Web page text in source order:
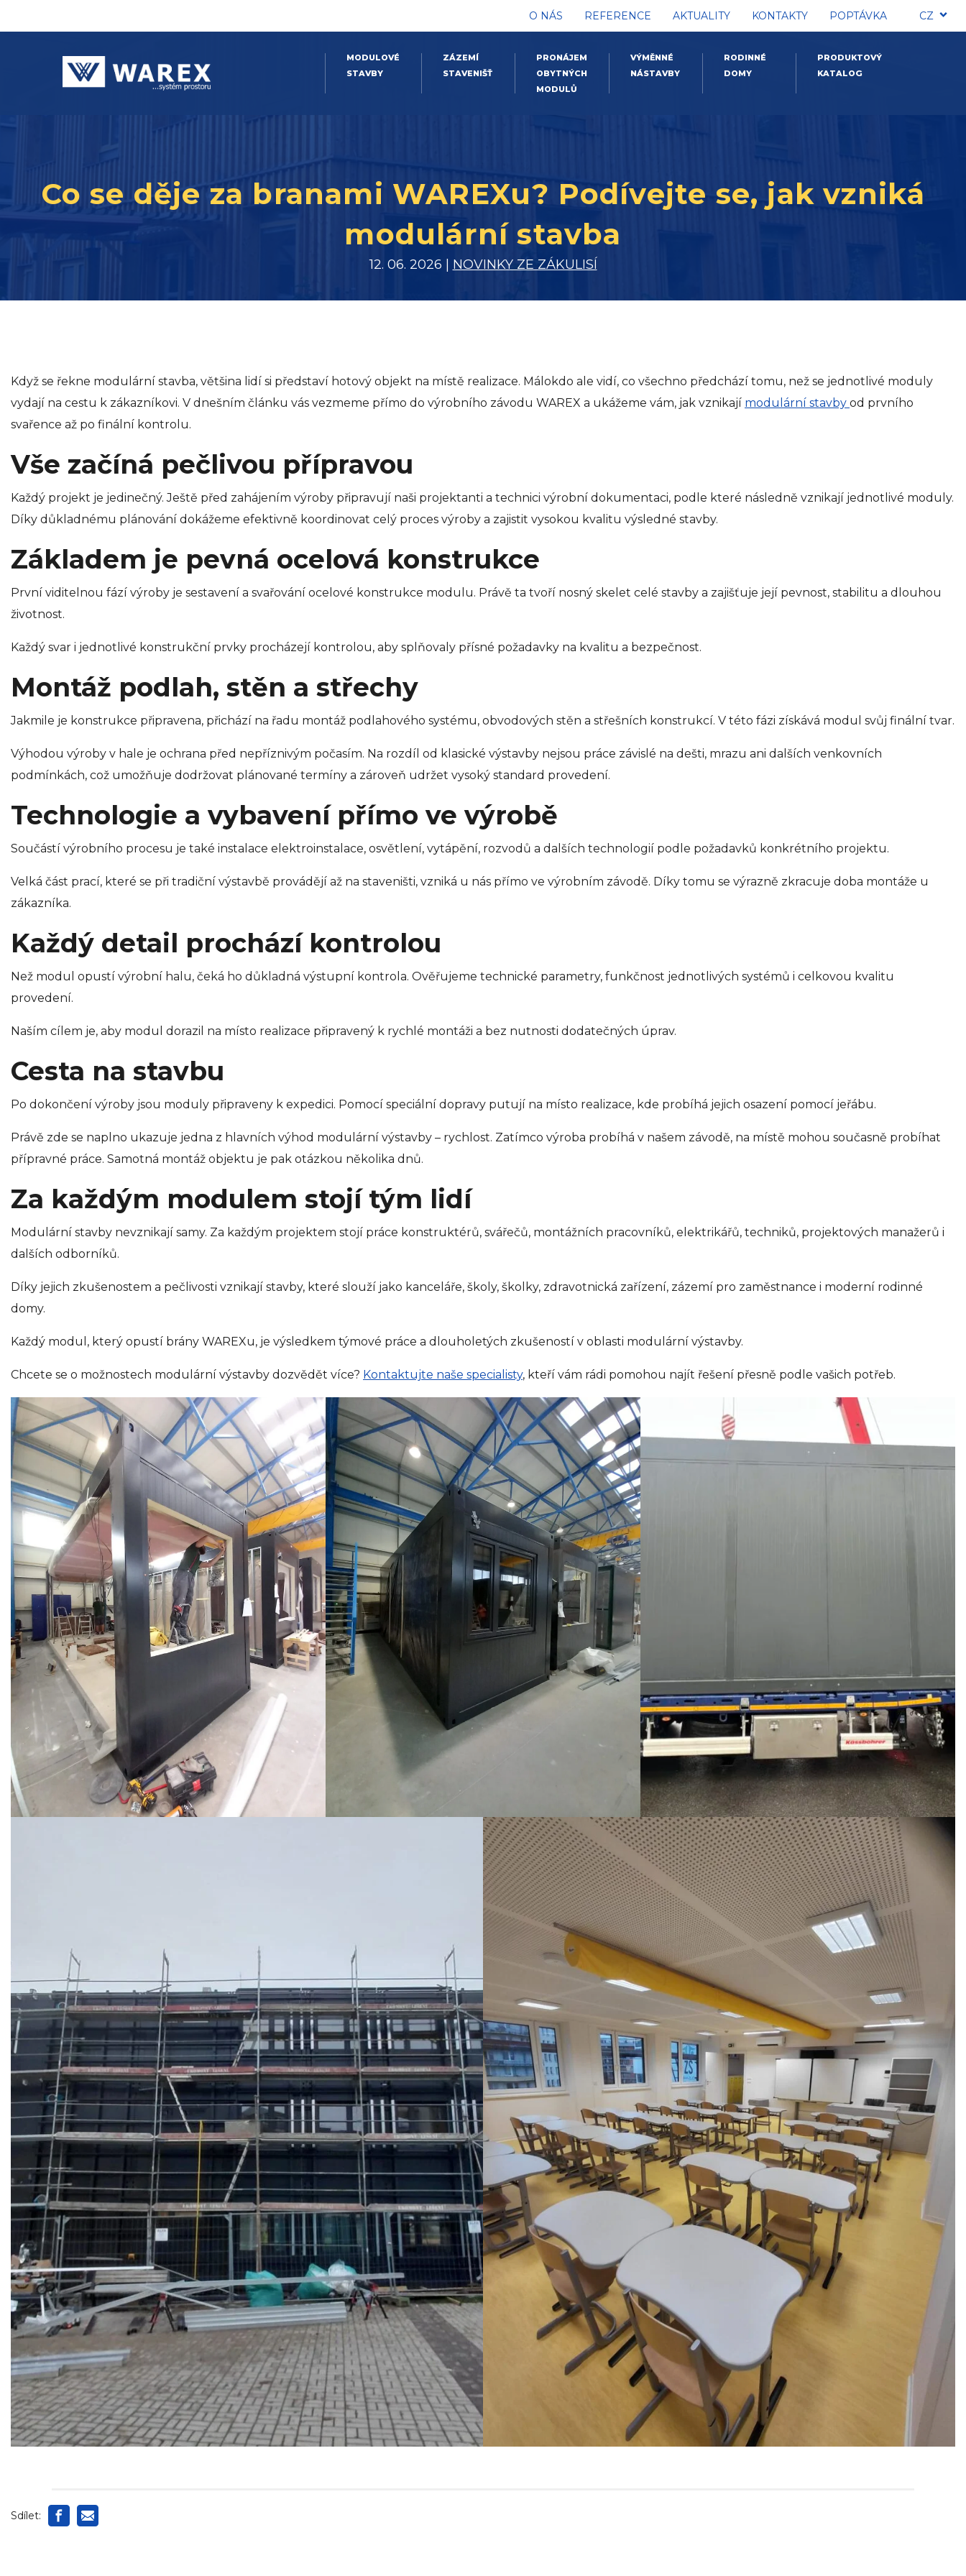
O NÁS REFERENCE AKTUALITY KONTAKTY POPTÁVKA CZ
MODULOVÉ
STAVBY
ZÁZEMÍ
STAVENIŠŤ
PRONÁJEM
OBYTNÝCH
MODULŮ
VÝMĚNNÉ
NÁSTAVBY
RODINNÉ
DOMY
PRODUKTOVÝ
KATALOG
Co se děje za branami WAREXu? Podívejte se, jak vzniká
modulární stavba
12. 06. 2026 | NOVINKY ZE ZÁKULISÍ
Když se řekne modulární stavba, většina lidí si představí hotový objekt na místě realizace. Málokdo ale vidí, co všechno předchází tomu, než se jednotlivé moduly
vydají na cestu k zákazníkovi. V dnešním článku vás vezmeme přímo do výrobního závodu WAREX a ukážeme vám, jak vznikají modulární stavby od prvního
svařence až po finální kontrolu.
Vše začíná pečlivou přípravou
Každý projekt je jedinečný. Ještě před zahájením výroby připravují naši projektanti a technici výrobní dokumentaci, podle které následně vznikají jednotlivé moduly.
Díky důkladnému plánování dokážeme efektivně koordinovat celý proces výroby a zajistit vysokou kvalitu výsledné stavby.
Základem je pevná ocelová konstrukce
První viditelnou fází výroby je sestavení a svařování ocelové konstrukce modulu. Právě ta tvoří nosný skelet celé stavby a zajišťuje její pevnost, stabilitu a dlouhou
životnost.
Každý svar i jednotlivé konstrukční prvky procházejí kontrolou, aby splňovaly přísné požadavky na kvalitu a bezpečnost.
Montáž podlah, stěn a střechy
Jakmile je konstrukce připravena, přichází na řadu montáž podlahového systému, obvodových stěn a střešních konstrukcí. V této fázi získává modul svůj finální tvar.
Výhodou výroby v hale je ochrana před nepříznivým počasím. Na rozdíl od klasické výstavby nejsou práce závislé na dešti, mrazu ani dalších venkovních
podmínkách, což umožňuje dodržovat plánované termíny a zároveň udržet vysoký standard provedení.
Technologie a vybavení přímo ve výrobě
Součástí výrobního procesu je také instalace elektroinstalace, osvětlení, vytápění, rozvodů a dalších technologií podle požadavků konkrétního projektu.
Velká část prací, které se při tradiční výstavbě provádějí až na staveništi, vzniká u nás přímo ve výrobním závodě. Díky tomu se výrazně zkracuje doba montáže u
zákazníka.
Každý detail prochází kontrolou
Než modul opustí výrobní halu, čeká ho důkladná výstupní kontrola. Ověřujeme technické parametry, funkčnost jednotlivých systémů i celkovou kvalitu
provedení.
Naším cílem je, aby modul dorazil na místo realizace připravený k rychlé montáži a bez nutnosti dodatečných úprav.
Cesta na stavbu
Po dokončení výroby jsou moduly připraveny k expedici. Pomocí speciální dopravy putují na místo realizace, kde probíhá jejich osazení pomocí jeřábu.
Právě zde se naplno ukazuje jedna z hlavních výhod modulární výstavby – rychlost. Zatímco výroba probíhá v našem závodě, na místě mohou současně probíhat
přípravné práce. Samotná montáž objektu je pak otázkou několika dnů.
Za každým modulem stojí tým lidí
Modulární stavby nevznikají samy. Za každým projektem stojí práce konstruktérů, svářečů, montážních pracovníků, elektrikářů, techniků, projektových manažerů i
dalších odborníků.
Díky jejich zkušenostem a pečlivosti vznikají stavby, které slouží jako kanceláře, školy, školky, zdravotnická zařízení, zázemí pro zaměstnance i moderní rodinné
domy.
Každý modul, který opustí brány WAREXu, je výsledkem týmové práce a dlouholetých zkušeností v oblasti modulární výstavby.
Chcete se o možnostech modulární výstavby dozvědět více? Kontaktujte naše specialisty, kteří vám rádi pomohou najít řešení přesně podle vašich potřeb.
Sdílet: